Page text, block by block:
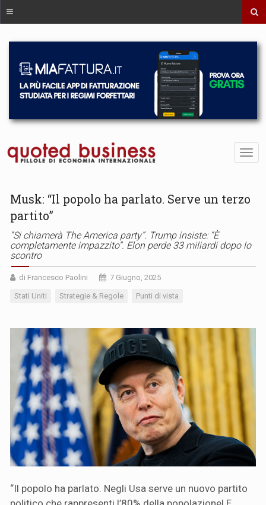
Musk: “Il popolo ha parlato. Serve un terzo
partito”
“Si chiamerà The America party”. Trump insiste: “È
completamente impazzito”. Elon perde 33 miliardi dopo lo
scontro
di Francesco Paolini 7 Giugno, 2025
Stati Uniti Strategie & Regole Punti di vista
“Il popolo ha parlato. Negli Usa serve un nuovo partito